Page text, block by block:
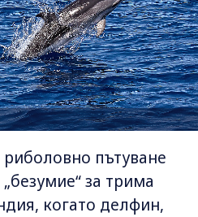
пътуване
за трима
когато делфин,